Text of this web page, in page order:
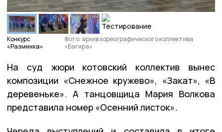
Конкурс
«Разминка»
Фото: архив хореографического коллектива
«Багира»
На суд жюри котовский коллектив вынес
композиции «Снежное кружево», «Закат», «В
деревеньке». А танцовщица Мария Волкова
представила номер «Осенний листок».